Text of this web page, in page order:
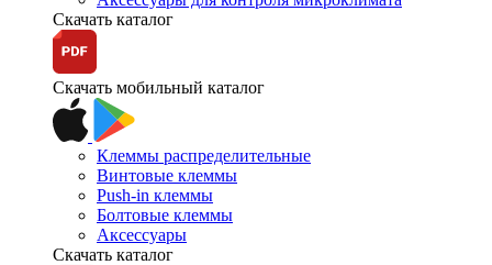
Скачать каталог
Скачать мобильный каталог
Клеммы распределительные
Винтовые клеммы
Push-in клеммы
Болтовые клеммы
Аксессуары
Скачать каталог